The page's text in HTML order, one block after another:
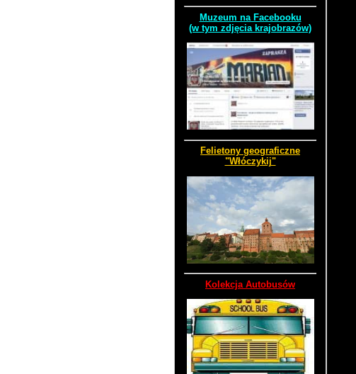
Muzeum na Facebooku
(w tym zdjęcia krajobrazów)
Felietony geograficzne
"Włóczykij"
Kolekcja Autobusów